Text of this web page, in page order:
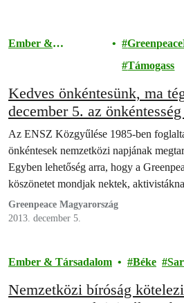
Ember &
Támogass
Kedves önkéntesünk, ma
december 5. az
Az ENSZ Közgyűlése 1985-ben
önkéntesek nemzetközi napjának
Egyben lehetőség arra, hogy a
köszönetet mondjak nektek,
Greenpeace Magyarország
2013. december 5.
Ember & Társadalom Béke
Nemzetközi bíróság